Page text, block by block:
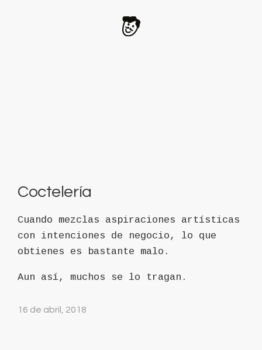
Coctelería
Cuando mezclas aspiraciones artísticas
con intenciones de negocio, lo que
obtienes es bastante malo.
Aun así, muchos se lo tragan.
16 de abril, 2018